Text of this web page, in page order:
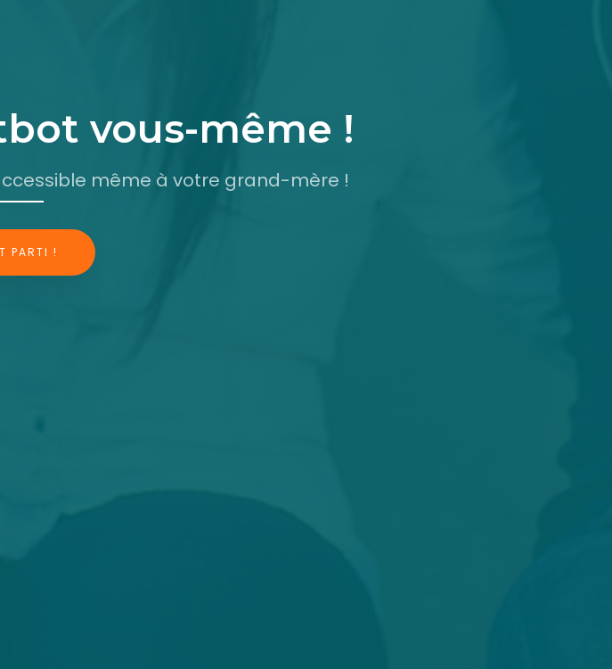
vous-même !
même à votre grand-mère !
PARTI !